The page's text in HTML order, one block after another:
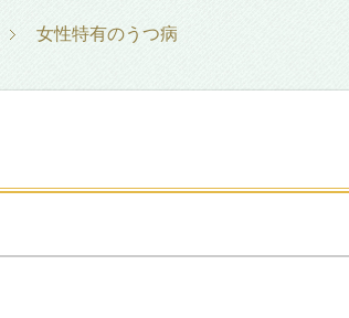
女性特有のうつ病